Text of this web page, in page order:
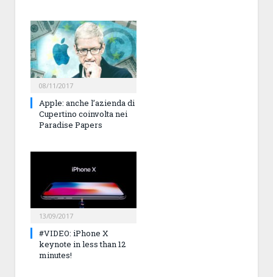
08/11/2017
Apple: anche l’azienda di
Cupertino coinvolta nei
Paradise Papers
13/09/2017
#VIDEO: iPhone X
keynote in less than 12
minutes!